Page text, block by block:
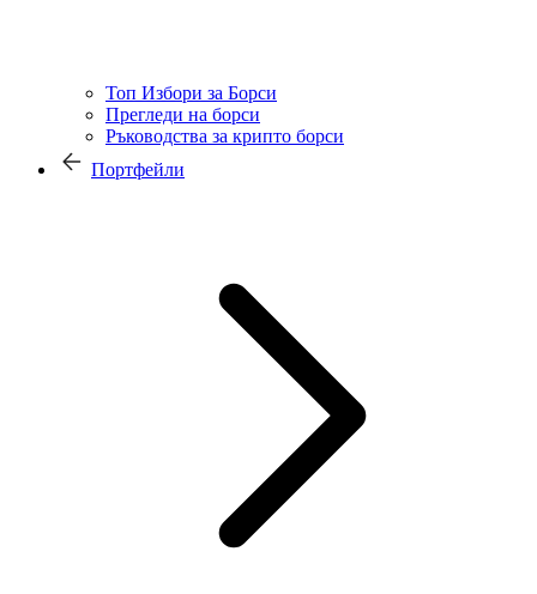
Топ Избори за Борси
Прегледи на борси
Ръководства за крипто борси
Портфейли